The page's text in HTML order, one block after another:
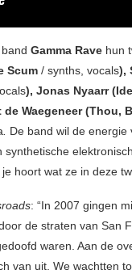
Gamma Rave hun
Scum / synths, vocals),
), Jonas Nyaarr
de Waegeneer (Thou,
. De band wil de
hoort wat ze in deze
: “In 2007 gingen
de straten van San
waren. Aan de
van uit. We wachtten